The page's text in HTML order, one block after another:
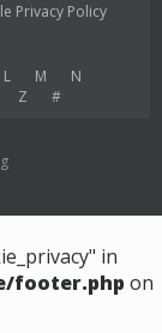
Privacy Policy
L M
N
Z #
in
footer.php on